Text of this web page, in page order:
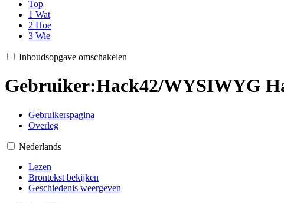
Top
1 Wat
2 Hoe
3 Wie
Inhoudsopgave omschakelen
Gebruiker:Hack42/WYSIWYG
Gebruikerspagina
Overleg
Nederlands
Lezen
Brontekst bekijken
Geschiedenis weergeven